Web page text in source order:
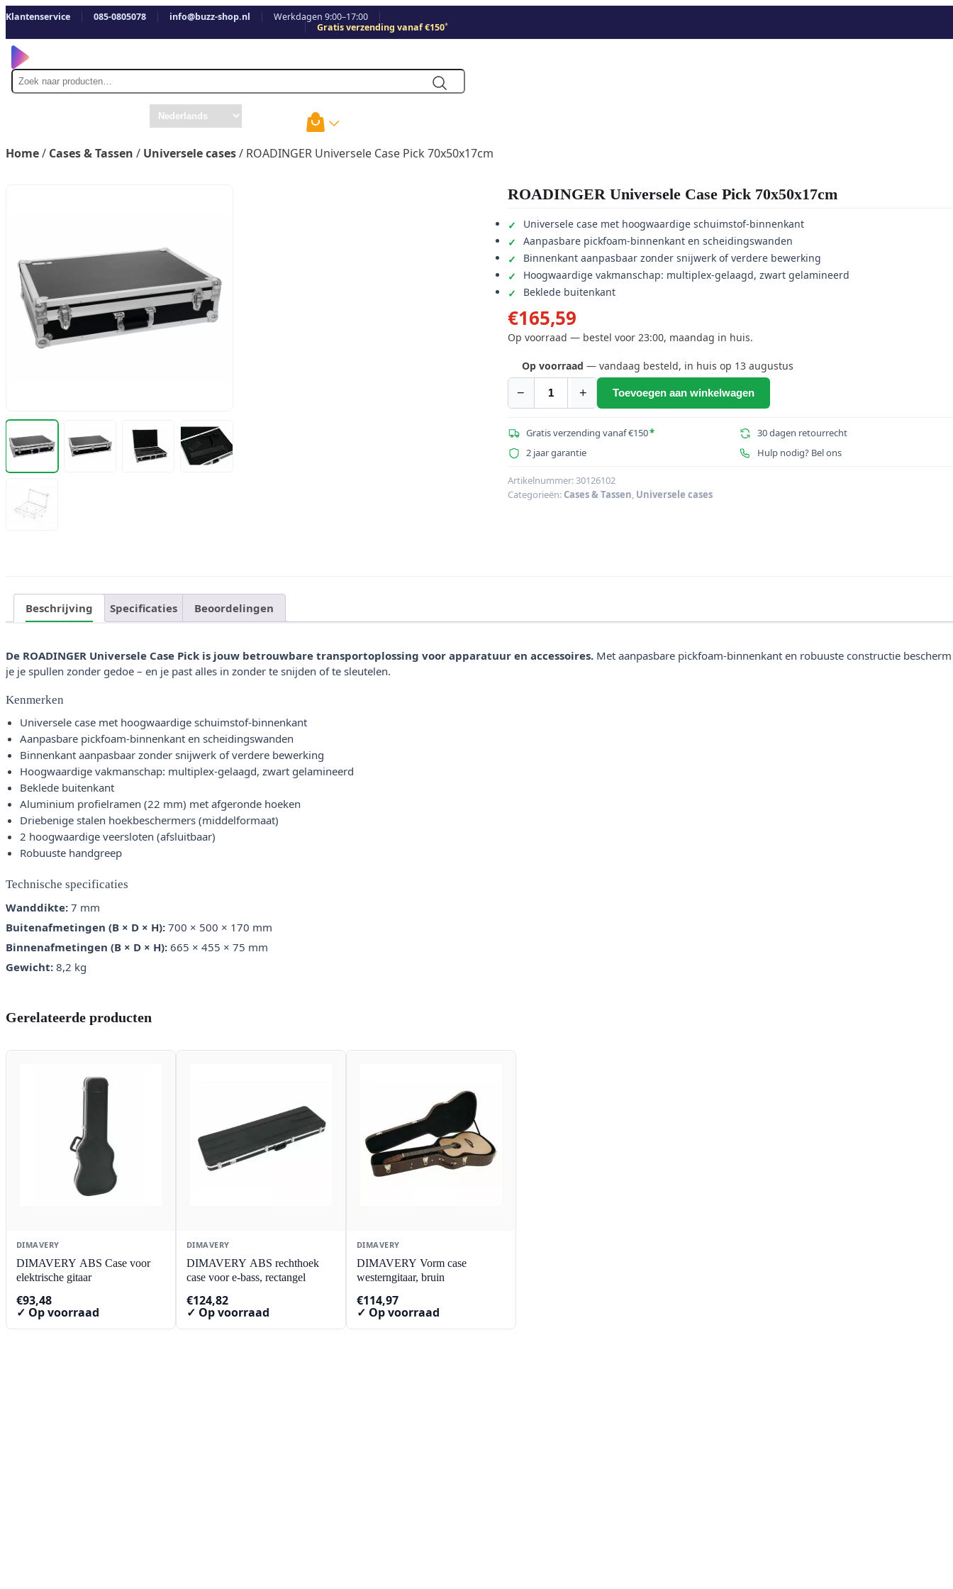
Klantenservice 085-0805078 info@buzz-shop.nl
Werkdagen 9:00–17:00
Gratis verzending vanaf €150*
Zoek
naar
Home/ Cases & Tassen / Universele cases/ ROADINGER Universele Case Pick 70x50x17cm
ROADINGER Universele Case Pick 70x50x17cm
Universele case met hoogwaardige schuimstof-binnenkant
Aanpasbare pickfoam-binnenkant en scheidingswanden
Binnenkant aanpasbaar zonder snijwerk of verdere bewerking
Hoogwaardige vakmanschap: multiplex-gelaagd, zwart gelamineerd
Beklede buitenkant
€165,59
Op voorraad — bestel voor 23:00, maandag in huis.
Op voorraad — vandaag besteld, in huis op 13 augustus
−
ROADINGER
Case
Pick
aantal
+ Toevoegen aan winkelwagen
Gratis verzending vanaf €150*
30 dagen retourrecht
2 jaar garantie
Hulp nodig? Bel ons
Artikelnummer: 30126102
Categorieën: Cases & Tassen Universele cases
Beschrijving Specificaties Beoordelingen
De ROADINGER Universele Case Pick is jouw betrouwbare transportoplossing voor apparatuur en accessoires. Met aanpasbare pickfoam-binnenkant en robuuste constructie bescherm
je je spullen zonder gedoe – en je past alles in zonder te snijden of te sleutelen.
Kenmerken
Universele case met hoogwaardige schuimstof-binnenkant
Aanpasbare pickfoam-binnenkant en scheidingswanden
Binnenkant aanpasbaar zonder snijwerk of verdere bewerking
Hoogwaardige vakmanschap: multiplex-gelaagd, zwart gelamineerd
Beklede buitenkant
Aluminium profielramen (22 mm) met afgeronde hoeken
Driebenige stalen hoekbeschermers (middelformaat)
2 hoogwaardige veersloten (afsluitbaar)
Robuuste handgreep
Technische specificaties
Wanddikte: 7 mm
Buitenafmetingen (B × D × H): 700 × 500 × 170 mm
Binnenafmetingen (B × D × H): 665 × 455 × 75 mm
Gewicht: 8,2 kg
Gerelateerde producten
DIMAVERY
DIMAVERY ABS Case voor
elektrische gitaar
€93,48
✓ Op voorraad
DIMAVERY
DIMAVERY ABS rechthoek
case voor e-bass, rectangel
€124,82
✓ Op voorraad
DIMAVERY
DIMAVERY Vorm case
westerngitaar, bruin
€114,97
✓ Op voorraad